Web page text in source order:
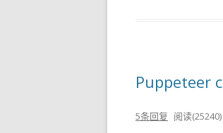
Puppeteer
5条回复 阅读(25240)